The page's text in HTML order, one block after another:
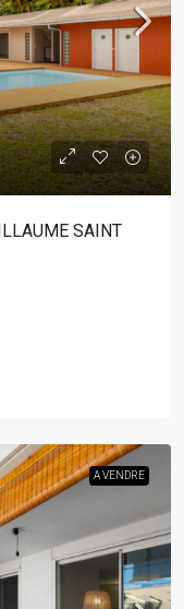
SAINT
A VENDRE